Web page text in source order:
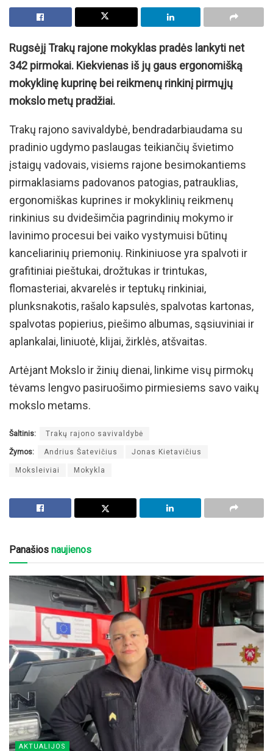
Rugsėjį Trakų rajone mokyklas pradės lankyti net
342 pirmokai. Kiekvienas iš jų gaus ergonomišką
mokyklinę kuprinę bei reikmenų rinkinį pirmųjų
mokslo metų pradžiai.
Trakų rajono savivaldybė, bendradarbiaudama su
pradinio ugdymo paslaugas teikiančių švietimo
įstaigų vadovais, visiems rajone besimokantiems
pirmaklasiams padovanos patogias, patrauklias,
ergonomiškas kuprines ir mokyklinių reikmenų
rinkinius su dvidešimčia pagrindinių mokymo ir
lavinimo procesui bei vaiko vystymuisi būtinų
kanceliarinių priemonių. Rinkiniuose yra spalvoti ir
grafitiniai pieštukai, drožtukas ir trintukas,
flomasteriai, akvarelės ir teptukų rinkiniai,
plunksnakotis, rašalo kapsulės, spalvotas kartonas,
spalvotas popierius, piešimo albumas, sąsiuviniai ir
aplankalai, liniuotė, klijai, žirklės, atšvaitas.
Artėjant Mokslo ir žinių dienai, linkime visų pirmokų
tėvams lengvo pasiruošimo pirmiesiems savo vaikų
mokslo metams.
Šaltinis: Trakų rajono savivaldybė
Žymos: Andrius Šatevičius Jonas Kietavičius
Moksleiviai Mokykla
Panašios naujienos
AKTUALIJOS